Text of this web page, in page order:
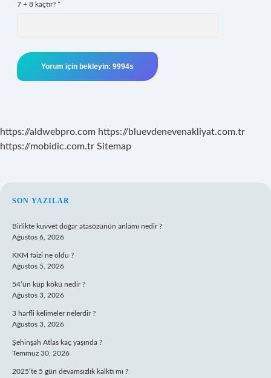
7 + 8 kaçtır? *
https://aldwebpro.com https://bluevdenevenakliyat.com.tr
https://mobidic.com.tr Sitemap
SIDEBAR
SON YAZILAR
Birlikte kuvvet doğar atasözünün anlamı nedir ?
Ağustos 6, 2026
KKM faizi ne oldu ?
Ağustos 5, 2026
54’ün küp kökü nedir ?
Ağustos 3, 2026
3 harfli kelimeler nelerdir ?
Ağustos 3, 2026
Şehinşah Atlas kaç yaşında ?
Temmuz 30, 2026
2025’te 5 gün devamsızlık kalktı mı ?